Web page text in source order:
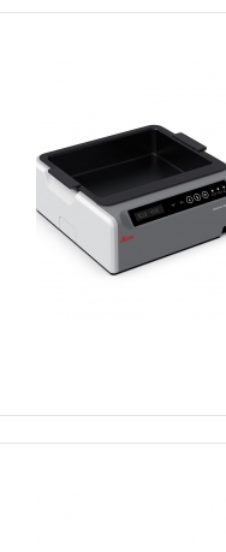
Ver más información